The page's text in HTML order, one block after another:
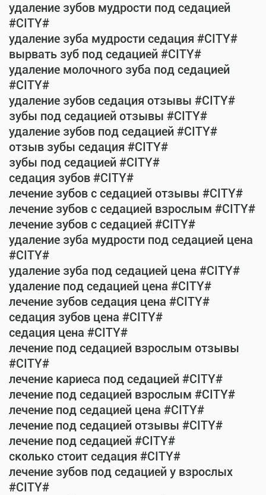
удаление зубов мудрости под седацией
#CITY#
удаление зуба мудрости седация #CITY#
вырвать зуб под седацией #CITY#
удаление молочного зуба под седацией
#CITY#
удаление зубов седация отзывы #CITY#
зубы под седацией отзывы #CITY#
удаление зубов под седацией #CITY#
отзыв зубы седация #CITY#
зубы под седацией #CITY#
седация зубов #CITY#
лечение зубов с седацией отзывы #CITY#
лечение зубов с седацией взрослым #CITY#
лечение зубов с седацией #CITY#
удаление зуба мудрости под седацией цена
#CITY#
удаление зуба под седацией цена #CITY#
удаление под седацией цена #CITY#
лечение зубов седация цена #CITY#
седация зубов цена #CITY#
седация цена #CITY#
лечение под седацией взрослым отзывы
#CITY#
лечение кариеса под седацией #CITY#
лечение под седацией взрослым #CITY#
лечение под седацией цена #CITY#
лечение под седацией отзывы #CITY#
лечение под седацией #CITY#
сколько стоит седация #CITY#
лечение зубов под седацией у взрослых
#CITY#